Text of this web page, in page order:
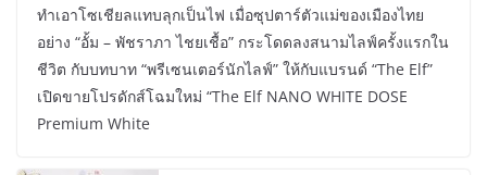
ทำเอาโซเชียลแทบลุกเป็นไฟ เมื่อซุปตาร์ตัวแม่ของเมืองไทย
อย่าง “อั้ม – พัชราภา ไชยเชื้อ” กระโดดลงสนามไลฟ์ครั้งแรกใน
ชีวิต กับบทบาท “พรีเซนเตอร์นักไลฟ์” ให้กับแบรนด์ “The Elf”
เปิดขายโปรดักส์โฉมใหม่ “The Elf NANO WHITE DOSE
Premium White